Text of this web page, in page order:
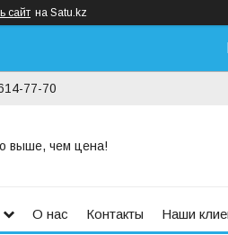
сайт на Satu.kz
77-70
выше, чем цена!
О нас Контакты Наши